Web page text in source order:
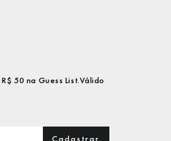
50 na Guess List.Válido
Cadastrar